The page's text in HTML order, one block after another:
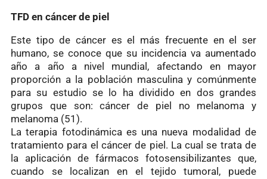
TFD en cáncer de piel
Este tipo de cáncer es el más frecuente en el ser
humano, se conoce que su incidencia va aumentado
año a año a nivel mundial, afectando en mayor
proporción a la población masculina y comúnmente
para su estudio se lo ha dividido en dos grandes
grupos que son: cáncer de piel no melanoma y
melanoma (51).
La terapia fotodinámica es una nueva modalidad de
tratamiento para el cáncer de piel. La cual se trata de
la aplicación de fármacos fotosensibilizantes que,
cuando se localizan en el tejido tumoral, puede